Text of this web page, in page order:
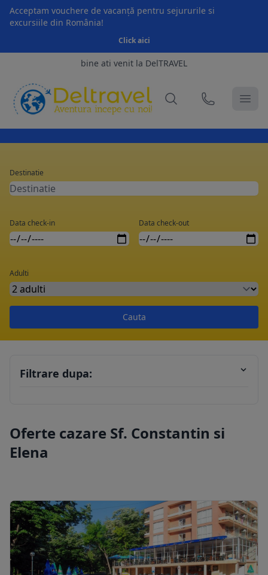
Acceptam vouchere de vacanță pentru sejururile si
excursiile din România!
Click aici
bine ati venit la DelTRAVEL
Destinatie
Data check-in Data check-out
Adulti
Cauta
Filtrare dupa:
Oferte cazare Sf. Constantin si
Elena